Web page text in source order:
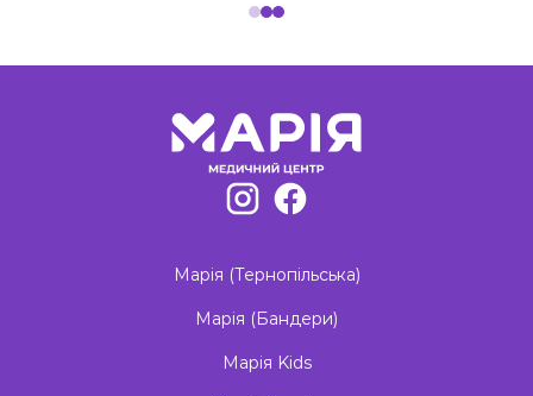
1
Марія (Тернопільська)
Марія (Бандери)
Марія Kids